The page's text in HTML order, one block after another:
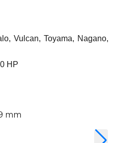
Vulcan, Toyama, Nagano,
HP
mm